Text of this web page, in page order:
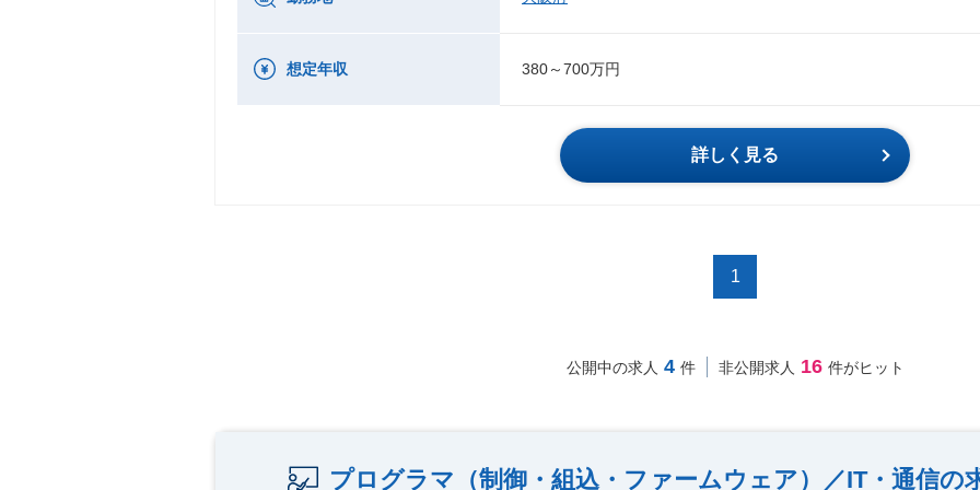
想定年収 380～700万円
詳しく見る
1
公開中の求人 4 件 非公開求人 16 件がヒット
プログラマ（制御・組込・ファームウェア）／IT・通信の